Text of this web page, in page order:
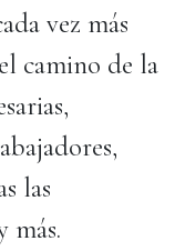
vez más
camino de la
las
más.